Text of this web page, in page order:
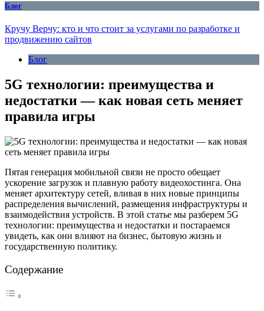
Блог
Кручу Верчу: кто и что стоит за услугами по разработке и
продвижению сайтов
Блог
5G технологии: преимущества и
недостатки — как новая сеть меняет
правила игры
Пятая генерация мобильной связи не просто обещает
ускорение загрузок и плавную работу видеохостинга. Она
меняет архитектуру сетей, вливая в них новые принципы
распределения вычислений, размещения инфраструктуры и
взаимодействия устройств. В этой статье мы разберем 5G
технологии: преимущества и недостатки и постараемся
увидеть, как они влияют на бизнес, бытовую жизнь и
государственную политику.
Содержание